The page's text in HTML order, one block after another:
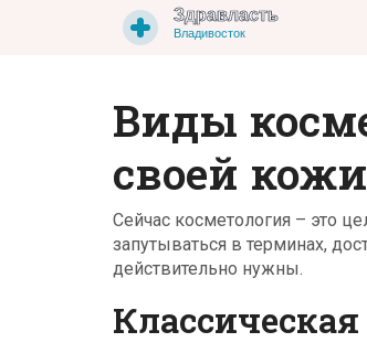
Виды
своей
Сейчас косметология – это
запутываться в терминах,
действительно нужны.